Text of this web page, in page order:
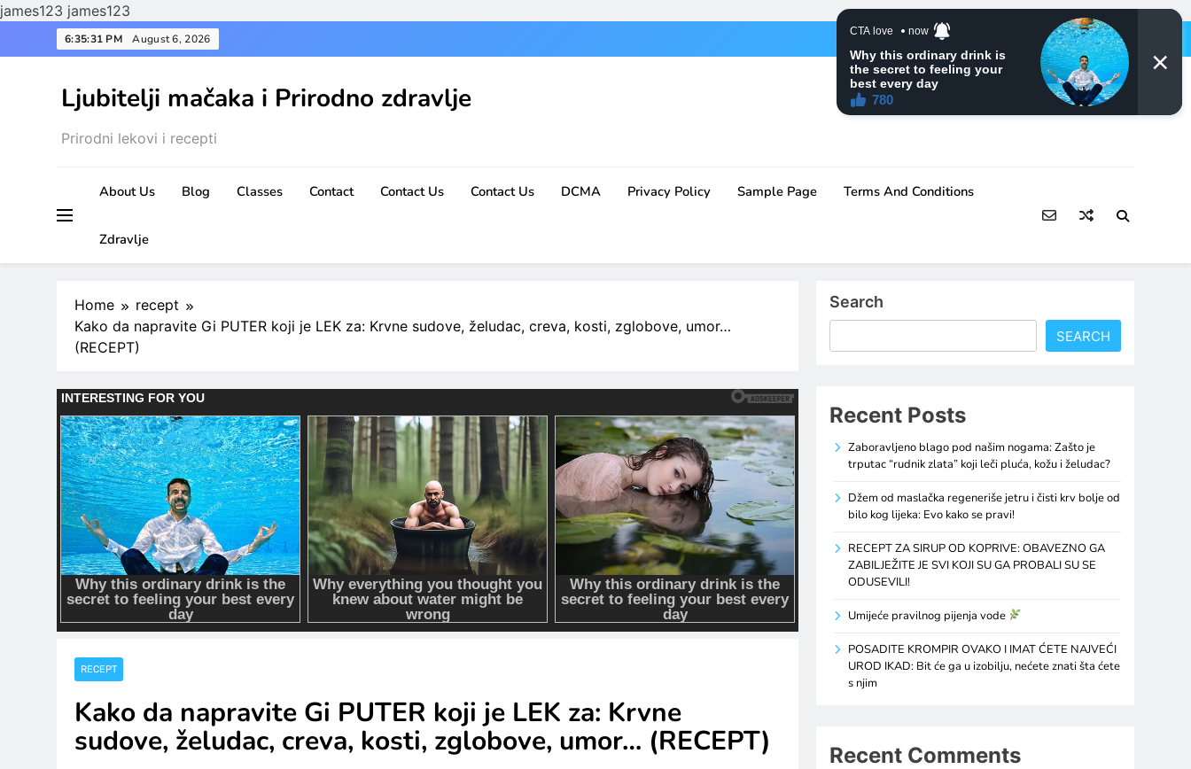
james123 james123
to
6:35:32 PM August 6, 2026
Ljubitelji mačaka i Prirodno zdravlje
Prirodni lekovi i recepti
About Us Blog Classes Contact Contact Us Contact Us DCMA Privacy Policy Sample Page Terms And Conditions
Zdravlje
Home
recept
Kako da napravite Gi PUTER koji je LEK za: Krvne sudove, želudac, creva, kosti, zglobove, umor…
(RECEPT)
RECEPT
Kako da napravite Gi PUTER koji je LEK za: Krvne
sudove, želudac, creva, kosti, zglobove, umor… (RECEPT)
Search
SEARCH
Recent Posts
Zaboravljeno blago pod našim nogama: Zašto je
trputac “rudnik zlata” koji leči pluća, kožu i želudac?
Džem od maslačka regeneriše jetru i čisti krv bolje od
bilo kog lijeka: Evo kako se pravi!
RECEPT ZA SIRUP OD KOPRIVE: OBAVEZNO GA
ZABILJEŽITE JE SVI KOJI SU GA PROBALI SU SE
ODUSEVILI!
Umijeće pravilnog pijenja vode
POSADITE KROMPIR OVAKO I IMAT ĆETE NAJVEĆI
UROD IKAD: Bit će ga u izobilju, nećete znati šta ćete
s njim
Recent Comments